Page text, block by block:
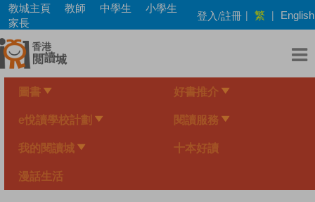
Skip
main
content
教城主頁 教師 中學生
小學生
家長
登入/註冊 | 繁 | English
圖書 好書推介
e悅讀學校計劃 閱讀服務
我的閱讀城 十本好讀
漫話生活